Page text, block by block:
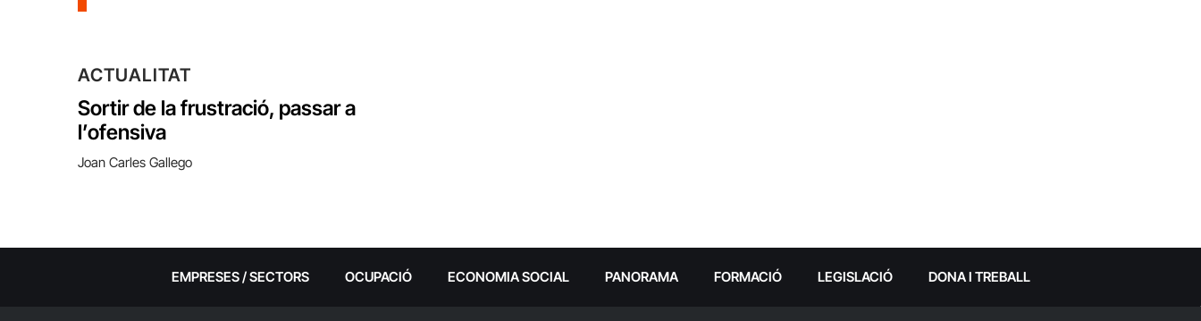
ACTUALITAT
Sortir de la frustració, passar a
l’ofensiva
Joan Carles Gallego
EMPRESES / SECTORS OCUPACIÓ ECONOMIA SOCIAL PANORAMA FORMACIÓ LEGISLACIÓ DONA I TREBALL